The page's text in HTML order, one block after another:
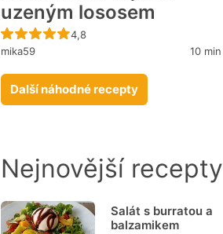
uzeným lososem
Recept ještě nebyl hodnocen
4,8
mika59
10 min
Další náhodné recepty
Nejnovější recepty
Salát s burratou a
balzamikem